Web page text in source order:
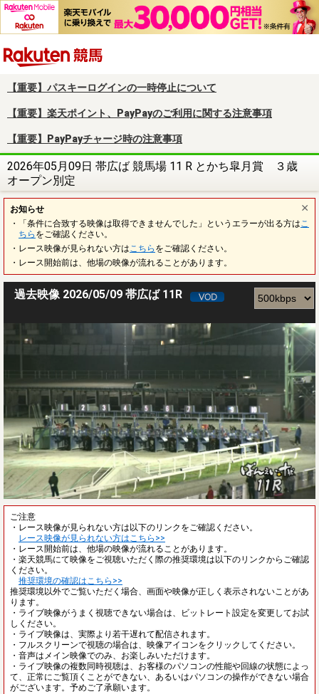
【重要】パスキーログインの一時停止について
【重要】楽天ポイント、PayPayのご利用に関する注意事項
【重要】PayPayチャージ時の注意事項
2026年05月09日 帯広ば 競馬場 11 R とかち皐月賞 ３歳
オープン別定
お知らせ
・「条件に合致する映像は取得できませんでした」というエラーが出る方は こ
ちら をご確認ください。
・レース映像が見られない方は こちら をご確認ください。
・レース開始前は、他場の映像が流れることがあります。
過去映像 2026/05/09 帯広ば 11R
ご注意
・レース映像が見られない方は以下のリンクをご確認ください。
レース映像が見られない方はこちら>>
・レース開始前は、他場の映像が流れることがあります。
・楽天競馬にて映像をご視聴いただく際の推奨環境は以下のリンクからご確認
ください。
推奨環境の確認はこちら>>
推奨環境以外でご覧いただく場合、画面や映像が正しく表示されないことがあ
ります。
・ライブ映像がうまく視聴できない場合は、ビットレート設定を変更してお試
しください。
・ライブ映像は、実際より若干遅れて配信されます。
・フルスクリーンで視聴の場合は、映像アイコンをクリックしてください。
・音声はメイン映像でのみ、お楽しみいただけます。
・ライブ映像の複数同時視聴は、お客様のパソコンの性能や回線の状態によっ
て、正常にご覧頂くことができない、あるいはパソコンの操作ができない場合
がございます。予めご了承願います。